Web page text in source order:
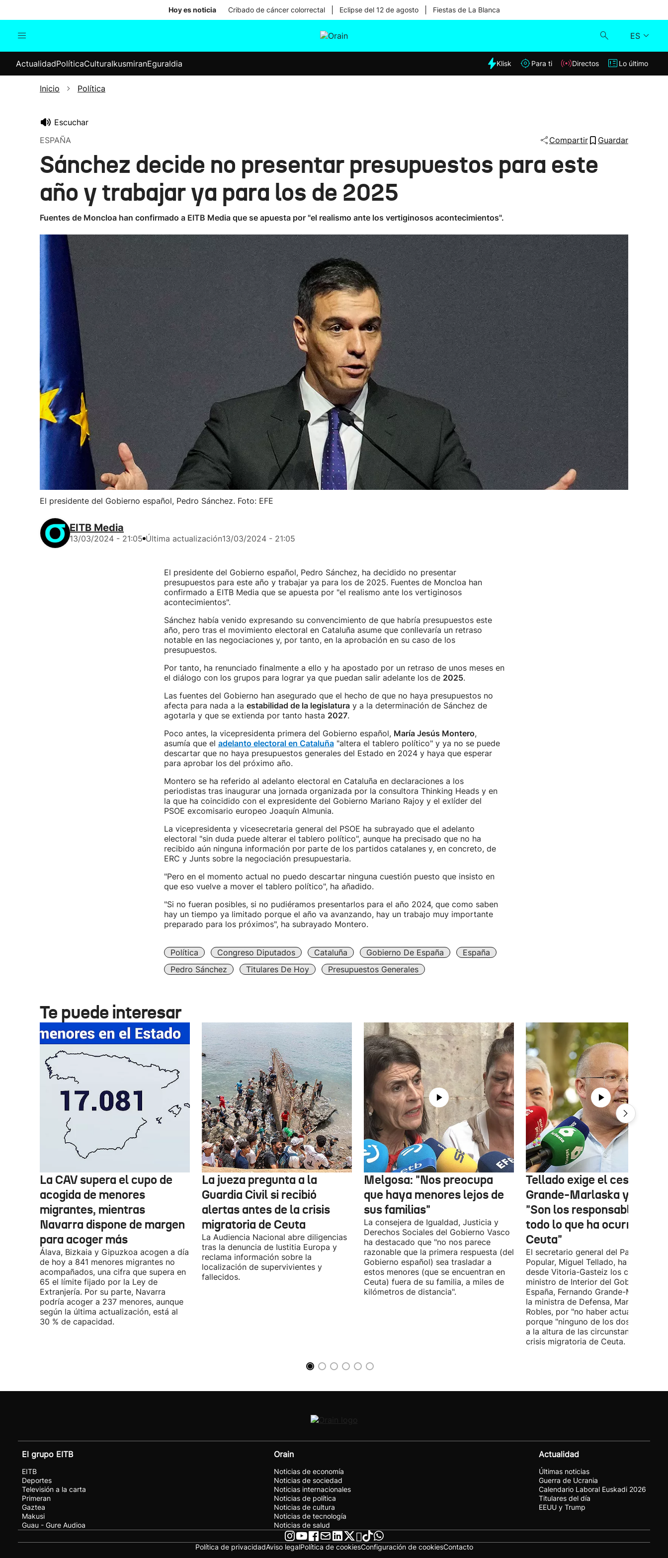
Hoy es noticia Cribado de cáncer colorrectal Eclipse del 12 de agosto Fiestas de La Blanca
ES
Internacional
Elecciones
Klisk
ActualidadPolíticaCulturaIkusmiranEguraldia Klisk Para ti Directos Lo último
Inicio Política
Escuchar
ESPAÑA
Compartir Guardar
Sánchez decide no presentar presupuestos para este
año y trabajar ya para los de 2025
Fuentes de Moncloa han confirmado a EITB Media que se apuesta por "el realismo ante los vertiginosos acontecimientos".
El presidente del Gobierno español, Pedro Sánchez. Foto: EFE
EITB Media
13/03/2024 - 21:05 Última actualización13/03/2024 - 21:05
El presidente del Gobierno español, Pedro Sánchez, ha decidido no presentar
presupuestos para este año y trabajar ya para los de 2025. Fuentes de Moncloa han
confirmado a EITB Media que se apuesta por "el realismo ante los vertiginosos
acontecimientos".
Sánchez había venido expresando su convencimiento de que habría presupuestos este
año, pero tras el movimiento electoral en Cataluña asume que conllevaría un retraso
notable en las negociaciones y, por tanto, en la aprobación en su caso de los
presupuestos.
Por tanto, ha renunciado finalmente a ello y ha apostado por un retraso de unos meses en
el diálogo con los grupos para lograr ya que puedan salir adelante los de 2025.
Las fuentes del Gobierno han asegurado que el hecho de que no haya presupuestos no
afecta para nada a la estabilidad de la legislaturay a la determinación de Sánchez de
agotarla y que se extienda por tanto hasta 2027.
Poco antes, la vicepresidenta primera del Gobierno español, María Jesús Montero,
asumía que el adelanto electoral en Cataluña"altera el tablero político" y ya no se puede
descartar que no haya presupuestos generales del Estado en 2024 y haya que esperar
para aprobar los del próximo año.
Montero se ha referido al adelanto electoral en Cataluña en declaraciones a los
periodistas tras inaugurar una jornada organizada por la consultora Thinking Heads y en
la que ha coincidido con el expresidente del Gobierno Mariano Rajoy y el exlíder del
PSOE excomisario europeo Joaquín Almunia.
La vicepresidenta y vicesecretaria general del PSOE ha subrayado que el adelanto
electoral "sin duda puede alterar el tablero político", aunque ha precisado que no ha
recibido aún ninguna información por parte de los partidos catalanes y, en concreto, de
ERC y Junts sobre la negociación presupuestaria.
"Pero en el momento actual no puedo descartar ninguna cuestión puesto que insisto en
que eso vuelve a mover el tablero político", ha añadido.
"Si no fueran posibles, si no pudiéramos presentarlos para el año 2024, que como saben
hay un tiempo ya limitado porque el año va avanzando, hay un trabajo muy importante
preparado para los próximos", ha subrayado Montero.
Política Congreso Diputados Cataluña Gobierno De España
España
Pedro Sánchez
Titulares De Hoy Presupuestos Generales
Te puede interesar
La CAV supera el cupo de
acogida de menores
migrantes, mientras
Navarra dispone de margen
para acoger más
Álava, Bizkaia y Gipuzkoa acogen a día
de hoy a 841 menores migrantes no
acompañados, una cifra que supera en
65 el límite fijado por la Ley de
Extranjería. Por su parte, Navarra
podría acoger a 237 menores, aunque
según la última actualización, está al
30 % de capacidad.
La jueza pregunta a la
Guardia Civil si recibió
alertas antes de la crisis
migratoria de Ceuta
La Audiencia Nacional abre diligencias
tras la denuncia de Iustitia Europa y
reclama información sobre la
localización de supervivientes y
fallecidos.
Melgosa: "Nos preocupa
que haya menores lejos de
sus familias"
La consejera de Igualdad, Justicia y
Derechos Sociales del Gobierno Vasco
ha destacado que "no nos parece
razonable que la primera respuesta (del
Gobierno español) sea trasladar a
estos menores (que se encuentran en
Ceuta) fuera de su familia, a miles de
kilómetros de distancia".
Tellado exige el cese de
Grande-Marlaska y
"Son los responsables de
todo lo que ha ocurrido en
Ceuta"
El secretario general del Partido
Popular, Miguel Tellado, ha exigido
desde Vitoria-Gasteiz los ceses del
ministro de Interior del Gobierno de
España, Fernando Grande-Marlaska, y
la ministra de Defensa, Margarita
Robles, por "no haber actuado" y
porque "ninguno de los dos ha
a la altura de las circunstancias" ante
crisis migratoria de Ceuta.
El grupo EITB
EITB
Deportes
Televisión a la carta
Primeran
Gaztea
Makusi
Guau - Gure Audioa
Orain
Noticias de economía
Noticias de sociedad
Noticias internacionales
Noticias de política
Noticias de cultura
Noticias de tecnología
Noticias de salud
Actualidad
Últimas noticias
Guerra de Ucrania
Calendario Laboral Euskadi 2026
Titulares del día
EEUU y Trump
Política de privacidadAviso legalPolítica de cookiesConfiguración de cookiesContacto